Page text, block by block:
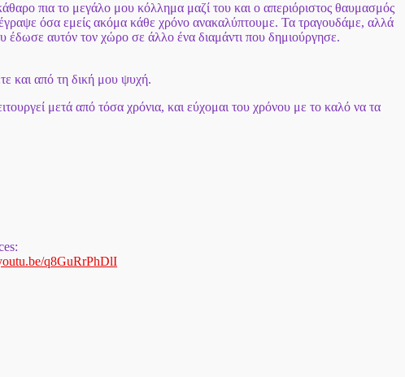
πια το μεγάλο μου κόλλημα μαζί του και ο απεριόριστος θαυμασμός
όσα εμείς ακόμα κάθε χρόνο ανακαλύπτουμε. Τα τραγουδάμε, αλλά
αυτόν τον χώρο σε άλλο ένα διαμάντι που δημιούργησε.
και από τη δική μου ψυχή.
μετά από τόσα χρόνια, και εύχομαι του χρόνου με το καλό να τα
q8GuRrPhDlI